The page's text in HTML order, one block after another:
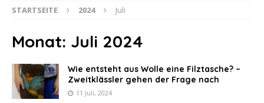
STARTSEITE 2024 Juli
Monat: Juli 2024
Wie entsteht aus Wolle eine Filztasche? –
Zweitklässler gehen der Frage nach
11 Juli, 2024